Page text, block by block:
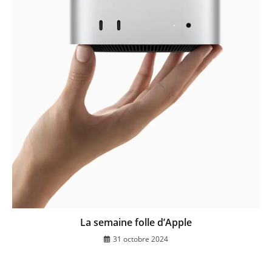
La semaine folle d’Apple
31 octobre 2024